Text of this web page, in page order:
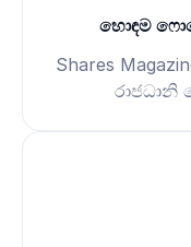
හොඳම
Shares
රාජධානි